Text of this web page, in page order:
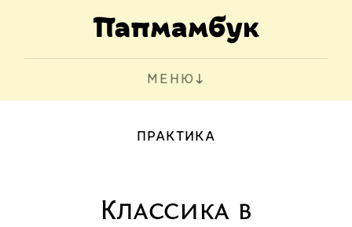
МЕНЮ
ПРАКТИКА
Классика в